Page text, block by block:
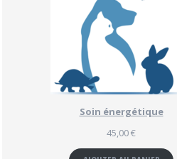
Soin énergétique
45,00€